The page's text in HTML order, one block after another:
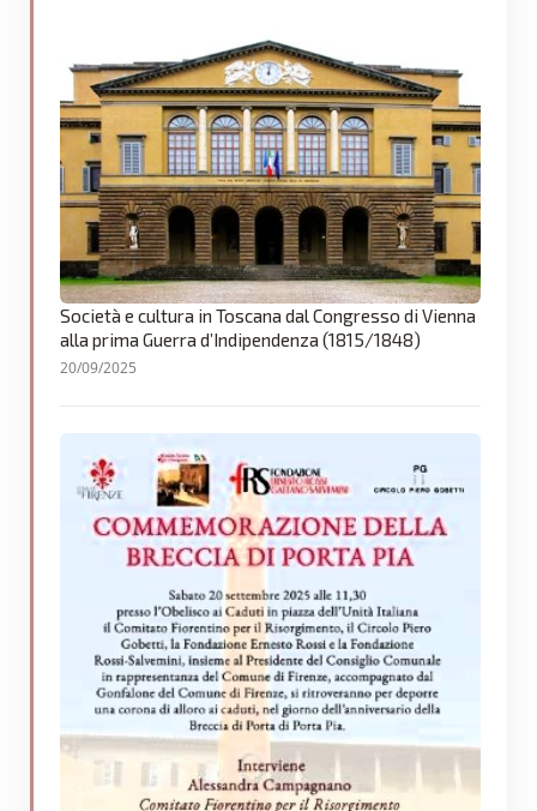
Società e cultura in Toscana dal Congresso di Vienna
alla prima Guerra d’Indipendenza (1815/1848)
20/09/2025